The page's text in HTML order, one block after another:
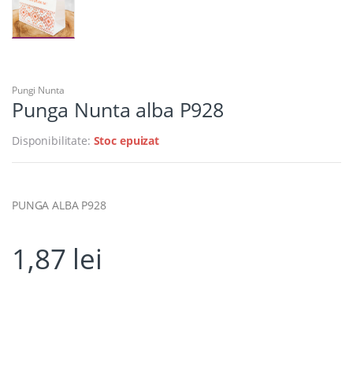
Pungi Nunta
Punga Nunta alba P928
Disponibilitate: Stoc epuizat
PUNGA ALBA P928
1,87 lei